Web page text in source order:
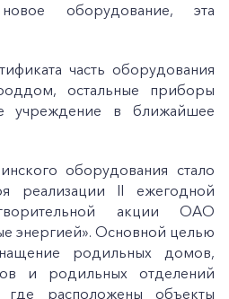
оборудование, эта
часть оборудования
остальные приборы
учреждение в ближайшее
оборудования стало
реализации II ежегодной
акции ОАО
энергией». Основной целью
родильных домов,
и родильных отделений
расположены объекты